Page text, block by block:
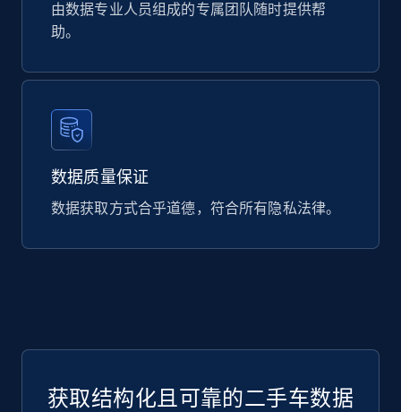
由数据专业人员组成的专属团队随时提供帮
助。
数据质量保证
数据获取方式合乎道德，符合所有隐私法律。
获取结构化且可靠的二手车数据